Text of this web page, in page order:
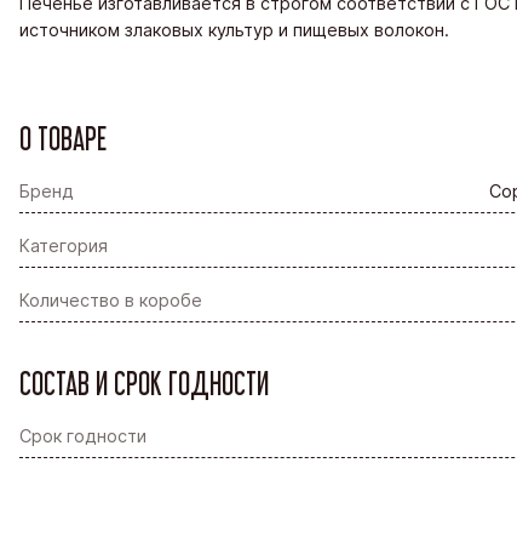
источником злаковых культур и пищевых волокон.
О ТОВАРЕ
Бренд
Категория
Количество в коробе
СОСТАВ И СРОК ГОДНОСТИ
Срок годности